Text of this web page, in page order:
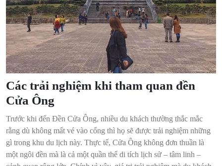
Các trải nghiệm khi tham quan đền
Cửa Ông
Trước khi đến Đền Cửa Ông, nhiều du khách thường thắc mắc
rằng dù không mất vé vào cổng thì họ sẽ được trải nghiệm những
gì trong khu du lịch này. Thực tế, Cửa Ông không đơn thuần là
một ngôi đền mà là cả một quần thể di tích lịch sử – tâm linh –